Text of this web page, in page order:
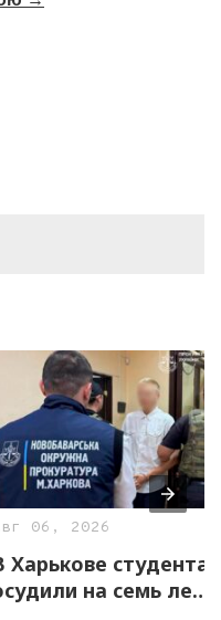
06, 2026
Харькове студента
на семь лет